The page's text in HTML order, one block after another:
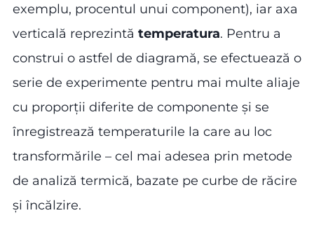
exemplu, procentul unui component), iar axa
verticală reprezintă temperatura. Pentru a
construi o astfel de diagramă, se efectuează o
serie de experimente pentru mai multe aliaje
cu proporții diferite de componente și se
înregistrează temperaturile la care au loc
transformările – cel mai adesea prin metode
de analiză termică, bazate pe curbe de răcire
și încălzire.